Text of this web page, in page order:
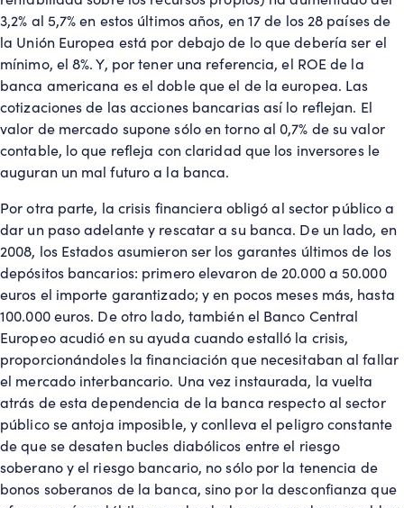
3,2% al 5,7% en estos últimos años, en 17 de los 28 países de
la Unión Europea está por debajo de lo que debería ser el
mínimo, el 8%. Y, por tener una referencia, el ROE de la
banca americana es el doble que el de la europea. Las
cotizaciones de las acciones bancarias así lo reflejan. El
valor de mercado supone sólo en torno al 0,7% de su valor
contable, lo que refleja con claridad que los inversores le
auguran un mal futuro a la banca.
Por otra parte, la crisis financiera obligó al sector público a
dar un paso adelante y rescatar a su banca. De un lado, en
2008, los Estados asumieron ser los garantes últimos de los
depósitos bancarios: primero elevaron de 20.000 a 50.000
euros el importe garantizado; y en pocos meses más, hasta
100.000 euros. De otro lado, también el Banco Central
Europeo acudió en su ayuda cuando estalló la crisis,
proporcionándoles la financiación que necesitaban al fallar
el mercado interbancario. Una vez instaurada, la vuelta
atrás de esta dependencia de la banca respecto al sector
público se antoja imposible, y conlleva el peligro constante
de que se desaten bucles diabólicos entre el riesgo
soberano y el riesgo bancario, no sólo por la tenencia de
bonos soberanos de la banca, sino por la desconfianza que